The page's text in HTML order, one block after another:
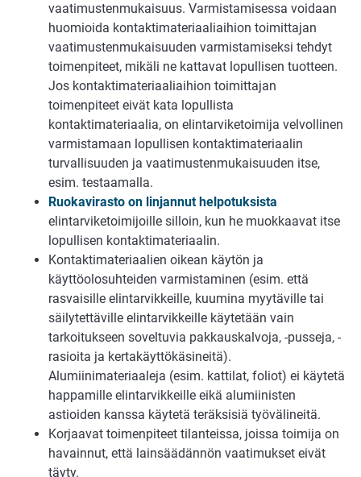
vaatimustenmukaisuus. Varmistamisessa voidaan
huomioida kontaktimateriaaliaihion toimittajan
vaatimustenmukaisuuden varmistamiseksi tehdyt
toimenpiteet, mikäli ne kattavat lopullisen tuotteen.
Jos kontaktimateriaaliaihion toimittajan
toimenpiteet eivät kata lopullista
kontaktimateriaalia, on elintarviketoimija velvollinen
varmistamaan lopullisen kontaktimateriaalin
turvallisuuden ja vaatimustenmukaisuuden itse,
esim. testaamalla.
Ruokavirasto on linjannut helpotuksista
elintarviketoimijoille silloin, kun he muokkaavat itse
lopullisen kontaktimateriaalin.
Kontaktimateriaalien oikean käytön ja
käyttöolosuhteiden varmistaminen (esim. että
rasvaisille elintarvikkeille, kuumina myytäville tai
säilytettäville elintarvikkeille käytetään vain
tarkoitukseen soveltuvia pakkauskalvoja, -pusseja, -
rasioita ja kertakäyttökäsineitä).
Alumiinimateriaaleja (esim. kattilat, foliot) ei käytetä
happamille elintarvikkeille eikä alumiinisten
astioiden kanssa käytetä teräksisiä työvälineitä.
Korjaavat toimenpiteet tilanteissa, joissa toimija on
havainnut, että lainsäädännön vaatimukset eivät
täyty.